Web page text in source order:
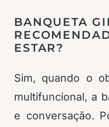
BANQUETA
ESTAR?
Sim, quando o
multifuncional, a
e conversação.